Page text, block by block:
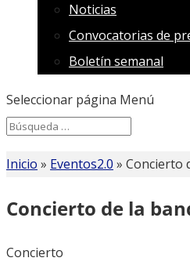
Noticias
Convocatorias de
Boletín semanal
Seleccionar página Menú
Search
for...
Inicio » Eventos2.0 » Concierto
Concierto de la
Concierto